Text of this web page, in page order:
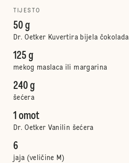
TIJESTO
50 g
Dr. Oetker Kuvertira bijela čokolada
125 g
mekog maslaca ili margarina
240 g
šećera
1 omot
Dr. Oetker Vanilin šećera
6
jaja (veličine M)